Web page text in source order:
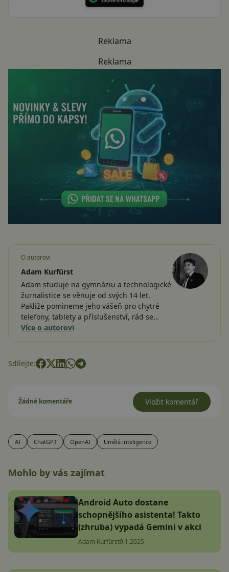
Reklama
Reklama
O autorovi
Adam Kurfürst
Adam studuje na gymnáziu a technologické
žurnalistice se věnuje od svých 14 let.
Pakliže pomineme jeho vášeň pro chytré
telefony, tablety a příslušenství, rád se…
Více o autorovi
Sdílejte:
Žádné komentáře Vložit komentář
AI ChatGPT OpenAI Umělá inteligence
Mohlo by vás zajímat
Android Auto dostane
schopnějšího asistenta! Takto
(zhruba) vypadá Gemini v akci
Adam Kurfürst9.1.2025